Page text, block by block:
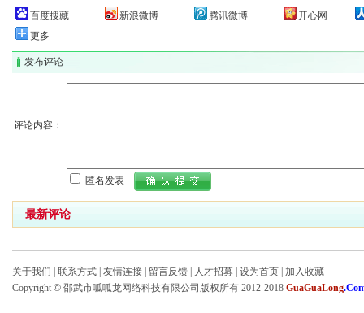
百度搜藏 新浪微博 腾讯微博
开心网
更多
发布评论
评论内容：
匿名发表
最新评论
关于我们 联系方式 友情连接 留言反馈 人才招募 设为首页
加入收藏
Copyright © 邵武市呱呱龙网络科技有限公司版权所有 2012-2018 GuaGuaLong